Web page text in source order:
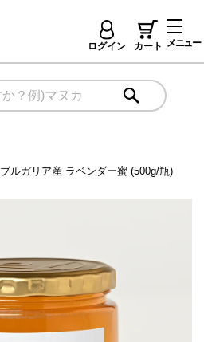
メニュー
ログイン カート
ブルガリア産 ラベンダー蜜 (500g/瓶)